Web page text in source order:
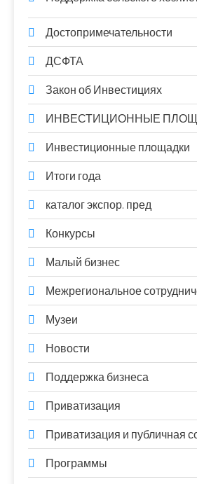
Достопримечательности
ДСФТА
Закон об Инвестициях
ИНВЕСТИЦИОННЫЕ
Инвестиционные площадки
Итоги года
каталог экспор. пред
Конкурсы
Малый бизнес
Межрегиональное
Музеи
Новости
Поддержка бизнеса
Приватизация
Приватизация и публичная
Программы